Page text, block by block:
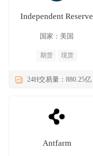
Independent Reserve
国家：美国
期货 现货
24H交易量：880.25亿
Antfarm